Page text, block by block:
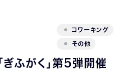
コワーキング
その他
ふがく」第5弾開催